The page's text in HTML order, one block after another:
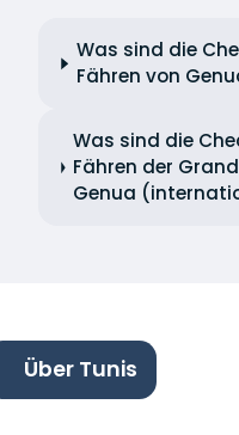
Was sind die
Fähren von
Was sind die
Fähren der
Genua
Über Tunis